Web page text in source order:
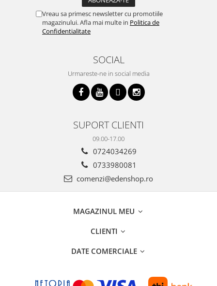
Vreau sa primesc newsletter cu promotiile
magazinului. Afla mai multe in Politica de
Confidentialitate
SOCIAL
Urmareste-ne in social media
SUPORT CLIENTI
09.00-17.00
0724034269
0733980081
comenzi@edenshop.ro
MAGAZINUL MEU
CLIENTI
DATE COMERCIALE